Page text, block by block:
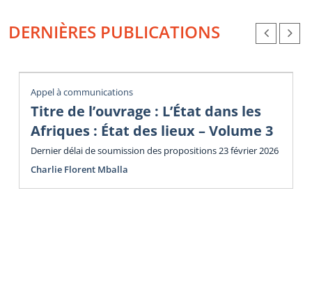
DERNIÈRES PUBLICATIONS
Appel à communications
Titre de l’ouvrage : L’État dans les
Afriques : État des lieux – Volume 3
Dernier délai de soumission des propositions 23 février 2026
Charlie Florent Mballa